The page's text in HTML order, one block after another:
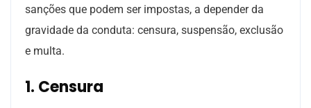
sanções que podem ser impostas, a depender da
gravidade da conduta: censura, suspensão, exclusão
e multa.
1. Censura